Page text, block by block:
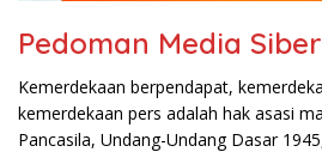
Pedoman Media Siber
Kemerdekaan berpendapat,
kemerdekaan pers adalah hak asasi
Pancasila, Undang-Undang Dasar